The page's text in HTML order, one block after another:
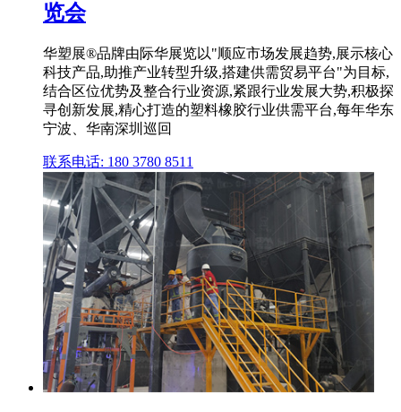
览会
华塑展®品牌由际华展览以"顺应市场发展趋势,展示核心
科技产品,助推产业转型升级,搭建供需贸易平台"为目标,
结合区位优势及整合行业资源,紧跟行业发展大势,积极探
寻创新发展,精心打造的塑料橡胶行业供需平台,每年华东
宁波、华南深圳巡回
联系电话: 180 3780 8511